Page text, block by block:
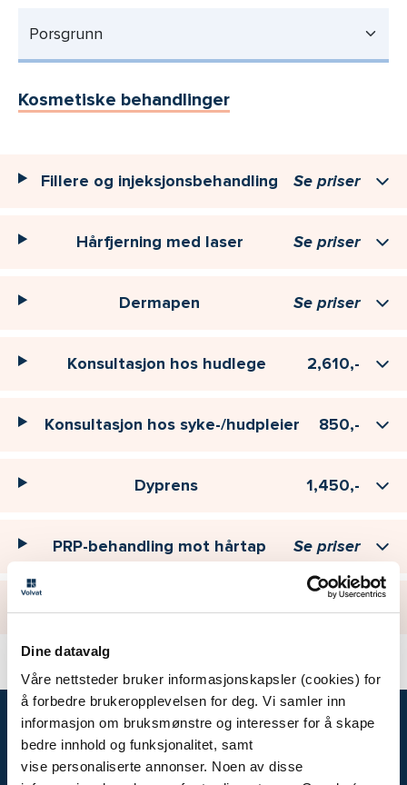
Dine datavalg
Våre nettsteder bruker informasjonskapsler (cookies) for
å forbedre brukeropplevelsen for deg. Vi samler inn
informasjon om bruksmønstre og interesser for å skape
bedre innhold og funksjonalitet, samt
vise personaliserte annonser. Noen av disse
Porsgrunn
Kosmetiske behandlinger
Fillere og injeksjonsbehandling Se priser
Hårfjerning med laser Se priser
Dermapen Se priser
Konsultasjon hos hudlege 2,610,-
Konsultasjon hos syke-/hudpleier 850,-
Dyprens 1,450,-
PRP-behandling mot hårtap Se priser
Volvat